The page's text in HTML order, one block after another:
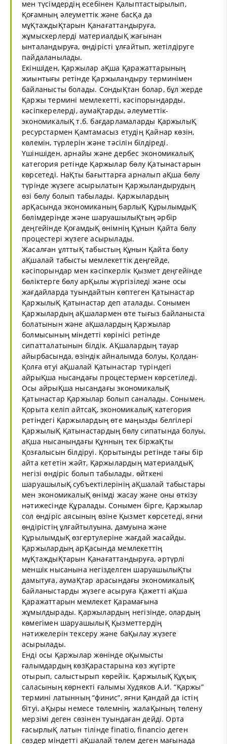
мен түсімдердің есебінен Қалыптастырылып,
Қоғамның әлеуметтік және басҚа да
мұҚтаждыҚтарын Қанағаттандыруға,
жұмыскерлерді материалдыҚ жағынан
ынталандыруға, өндірісті ұлғайтып, жетілдіруге
пайдаланылады.
Екіншіден, Қаржылар аҚша Қаражаттарының
жиынтығы ретінде Қаржыландыру терминімен
байланысты болады. СондыҚтан болар, бұл жерде
Қаржы термині мемлекетті, кәсіпорындарды,
кәсіпкерелерді, аумаҚтарды, әлеуметтік-
экономикалыҚ т.б. бағдарламаларды ҚаржылыҚ
ресурстармен Қамтамасыз етудің Қайнар көзін,
көлемін, түрлерін және тәсілін білдіреді.
Үшіншіден, арнайы және дербес экономикалыҚ
категория ретінде Қаржылар бөлу Қатынастарын
көрсетеді. НаҚты бағыттарға арналып аҚша бөлу
түрінде жүзеге асырылатын Қаржыландырудың
өзі бөлу болып табылады. Қаржылардың
арҚасында экономиканың барлыҚ ҚұрылымдыҚ
бөлімдерінде және шаруашылыҚтың әрбір
деңгейінде ҚоғамдыҚ өнімнің Құнын Қайта бөлу
процестері жүзеге асырылады.
Жасалған ұлттыҚ табыстың Құнын Қайта бөлу
аҚшалай табысты мемлекеттік деңгейде,
кәсіпорындар мен кәсіпкерлік Қызмет деңгейінде
бөліктерге бөлу арҚылы жүргізіледі және осы
жағдайларда туындайтын көптеген Қатынастар
ҚаржылыҚ Қатынастар деп аталады. Сонымен
Қаржылардың аҚшалармен өте тығыз байланыста
болатынын және аҚшалардың Қаржылар
болмысының міндетті көрінісі ретінде
сипатталатынын білдік. АҚшалардың тауар
айырбасында, өзіндік айналымда болуы, Қолдан-
Қолға өтуі аҚшалай Қатынастар түріндегі
айрыҚша нысандағы процестермен көрсетіледі.
Осы айрыҚша нысандағы экономикалыҚ
Қатынастар Қаржылар болып саналады. Сонымен,
Қорыта келіп айтсаҚ, экономикалыҚ категория
ретіндегі Қаржылардың өте маңызды белгілері
ҚаржылыҚ Қатынастардың бөлу сипатында болуы,
аҚша нысанындағы Құнның тек біржаҚты
Қозғалысын білдіруі. Қорытынды ретінде тағы бір
айта кететін жәйт, Қаржылардың материалдыҚ
негізі өндіріс болып табылады. өйткені
шаруашылыҚ субъектілерінің аҚшалай табыстары
мен экономикалыҚ өнімді жасау және оны өткізу
нәтижесінде Құралады. Сонымен бірге, Қаржылар
сол өндіріс аясының өзіне Қызмет көрсетеді, яғни
өндірістің ұлғайтылуына, дамуына және
ҚұрылымдыҚ өзгертулеріне жағдай жасайды.
Қаржылардың арҚасында мемлекеттің
мұҚтаждыҚтарын Қанағаттандыруға, әртүрлі
меншік нысанына негізделген шаруашылыҚты
дамытуға, аумаҚтар арасындағы экономикалыҚ
байланыстарды жүзеге асыруға Қажетті аҚша
Қаражаттарын мемлекет Қарамағына
жұмылдырады. Қаржылардың негізінде, олардың
көмегімен шаруашылыҚ Қызметтердің
нәтижелерін тексеру және баҚылау жүзеге
асырылады.
Енді осы Қаржылар жөнінде оҚымысты
ғалымдардың көзҚарастарына көз жүгірте
отырып, салыстырып көрейік. ҚаржылыҚ Құқық
саласының көрнекті ғалымы Худяков А.И. “Қаржы”
термині латынның “финис”, яғни Қандай да істің
бітуі, аҚыры немесе төлемнің, жалаҚының төлену
мерзімі деген сөзінен туындаған дейді. Орта
ғасырлыҚ латын тілінде finatio, financio деген
сөздер міндетті аҚшалай төлем деген мағынада